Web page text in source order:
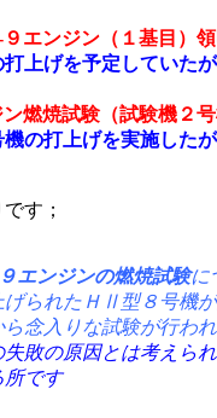
エンジン（１基目）
上げを予定していたが
燃焼試験（試験機２
の打上げを実施したが
す；
エンジンの燃焼試験に
げられたＨⅡ型８号機
念入りな試験が行わ
敗の原因とは考えら
所です